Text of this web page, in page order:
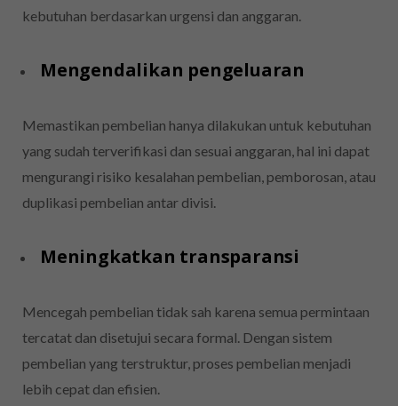
kebutuhan berdasarkan urgensi dan anggaran.
Mengendalikan pengeluaran
Memastikan pembelian hanya dilakukan untuk kebutuhan
yang sudah terverifikasi dan sesuai anggaran, hal ini dapat
mengurangi risiko kesalahan pembelian, pemborosan, atau
duplikasi pembelian antar divisi.
Meningkatkan transparansi
Mencegah pembelian tidak sah karena semua permintaan
tercatat dan disetujui secara formal. Dengan sistem
pembelian yang terstruktur, proses pembelian menjadi
lebih cepat dan efisien.